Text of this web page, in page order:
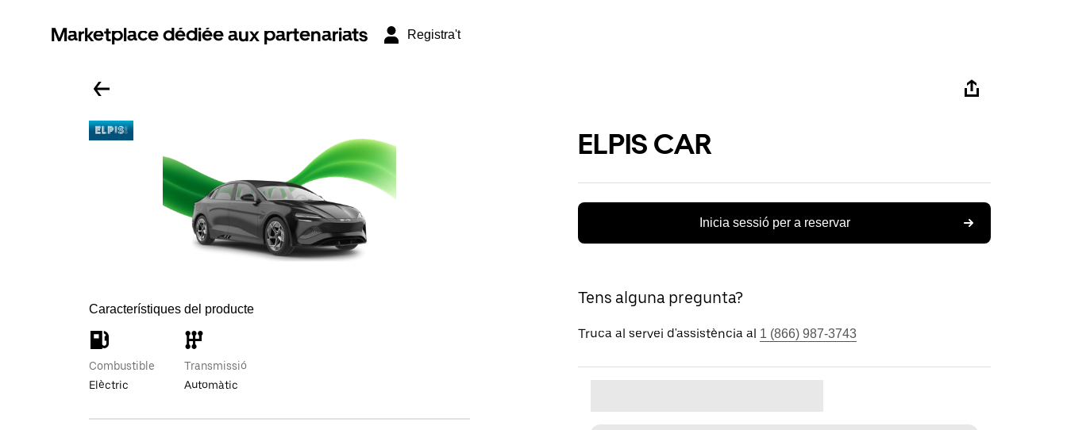
Marketplace dédiée aux partenariats Registra't
Característiques del producte
Combustible
Elèctric
Transmissió
Automàtic
ELPIS CAR
Inicia sessió per a reservar
Tens alguna pregunta?
Truca al servei d'assistència al 1 (866) 987-3743